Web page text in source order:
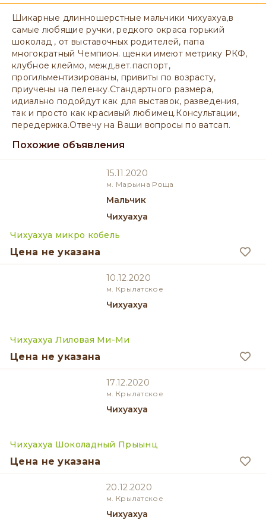
Шикарные длинношерстные мальчики чихуахуа,в
самые любящие ручки, редкого окраса горький
шоколад , от выставочных родителей, папа
многократный Чемпион. щенки имеют метрику РКФ,
клубное клеймо, межд.вет.паспорт,
прогильментизированы, привиты по возрасту,
приучены на пеленку.Стандартного размера,
идиально подойдут как для выставок, разведения,
так и просто как красивый любимец.Консультации,
передержка.Отвечу на Ваши вопросы по ватсап.
Похожие объявления
15.11.2020
м. Марьина Роща
мальчик
Чихуахуа
Чихуахуа микро кобель
Цена не указана
10.12.2020
м. Крылатское
Чихуахуа
Чихуахуа Лиловая Ми-Ми
Цена не указана
17.12.2020
м. Крылатское
Чихуахуа
Чихуахуа Шоколадный Прыынц
Цена не указана
20.12.2020
м. Крылатское
Чихуахуа